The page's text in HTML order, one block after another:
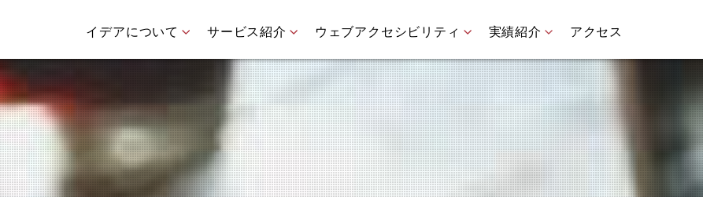
イデアについて サービス紹介 ウェブアクセシビリティ 実績紹介 アクセス